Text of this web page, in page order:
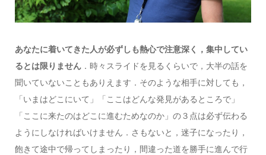
あなたに着いてきた人が必ずしも熱心で注意深く，集中してい
るとは限りません．時々スライドを見るくらいで，大半の話を
聞いていないこともありえます．そのような相手に対しても，
「いまはどこにいて」「ここはどんな発見があるところで」
「ここに来たのはどこに進むためなのか」の３点は必ず伝わる
ようにしなければいけません．さもないと，迷子になったり，
飽きて途中で帰ってしまったり，間違った道を勝手に進んで行